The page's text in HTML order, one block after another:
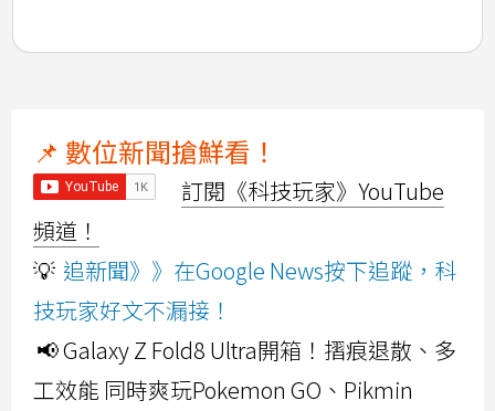
📌 數位新聞搶鮮看！
訂閱《科技玩家》YouTube
頻道！
💡 追新聞》》在Google News按下追蹤，科
技玩家好文不漏接！
📢 Galaxy Z Fold8 Ultra開箱！摺痕退散、多
工效能 同時爽玩Pokemon GO、Pikmin